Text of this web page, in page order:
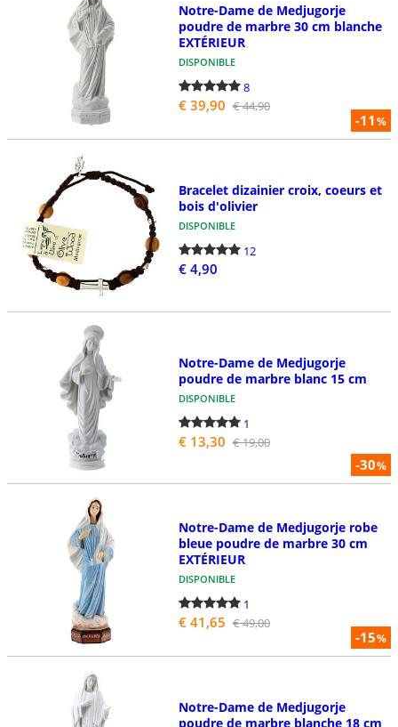
-11%
Notre-Dame de Medjugorje
poudre de marbre 30 cm blanche
EXTÉRIEUR
DISPONIBLE
8
€ 39,90 € 44,90
Bracelet dizainier croix, coeurs et
bois d'olivier
DISPONIBLE
12
€ 4,90
-30%
Notre-Dame de Medjugorje
poudre de marbre blanc 15 cm
DISPONIBLE
1
€ 13,30 € 19,00
-15%
Notre-Dame de Medjugorje robe
bleue poudre de marbre 30 cm
EXTÉRIEUR
DISPONIBLE
1
€ 41,65 € 49,00
Notre-Dame de Medjugorje
poudre de marbre blanche 18 cm